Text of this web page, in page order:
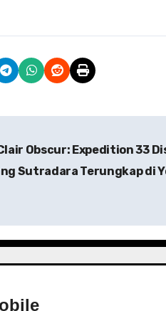
Obscur: Expedition 33
Sutradara Terungkap di